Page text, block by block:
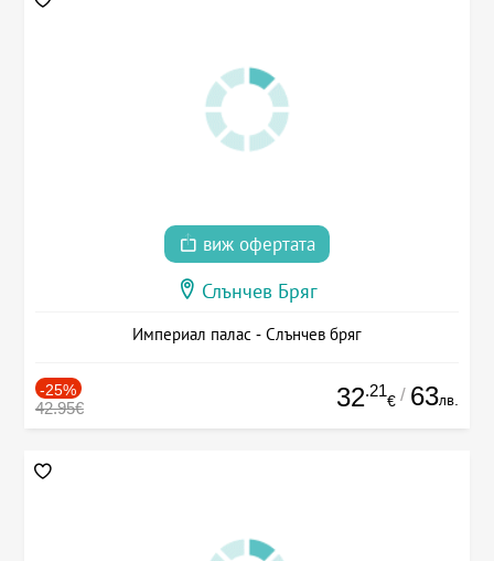
виж офертата
Слънчев Бряг
Империал палас - Слънчев бряг
-25%
42.95€ 32.21
€ / 63лв.